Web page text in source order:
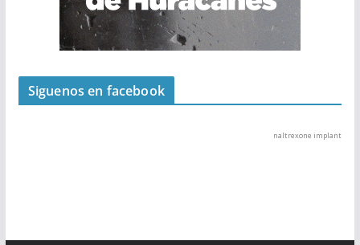
Siguenos en facebook
naltrexone implant